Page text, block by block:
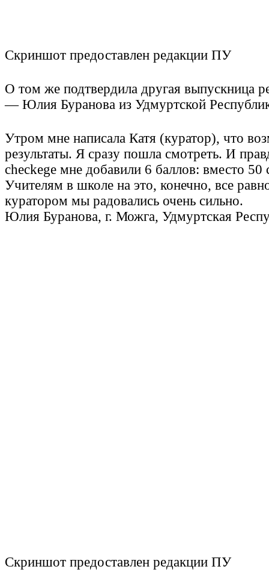
Скриншот предоставлен редакции ПУ
О том же подтвердила другая выпускница
— Юлия Буранова из Удмуртской
Утром мне написала Катя (куратор), что
результаты. Я сразу пошла смотреть. И
checkege мне добавили 6 баллов: вместо 50
Учителям в школе на это, конечно, все
куратором мы радовались очень сильно.
Юлия Буранова, г. Можга, Удмуртская
Скриншот предоставлен редакции ПУ